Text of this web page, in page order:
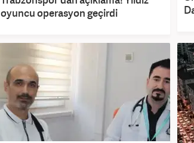
oyuncu operasyon geçirdi